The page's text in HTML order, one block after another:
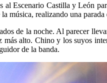
al Escenario Castilla y León
música, realizando una parada
de la noche. Al parecer
alto. Chino y los suyos
de la banda.